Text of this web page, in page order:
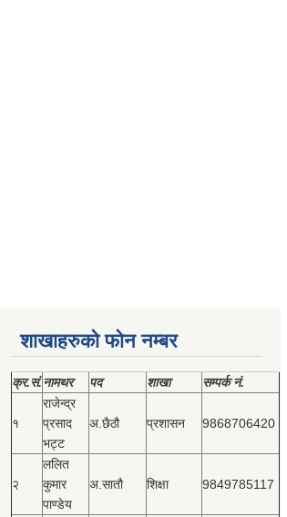
शाखाहरुको फोन नम्बर
क्र.सं.नामथर पद शाखा सम्‍पर्क नं.
१
राजेन्द्र
प्रसाद
भट्ट
अ.छैठौ प्रशासन 9868706420
२
ललित
कुमार
पाण्डेय
अ.सातौ शिक्षा 9849785117